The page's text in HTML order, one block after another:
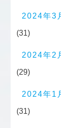
2024年3
(31)
2024年2
(29)
2024年1
(31)